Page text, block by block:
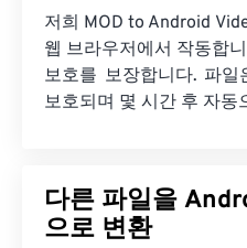
저희 MOD to Android
웹 브라우저에서 작동합
보호를 보장합니다. 파
보호되며 몇 시간 후 자동
다른 파일을 Android Video 형식
으로 변환